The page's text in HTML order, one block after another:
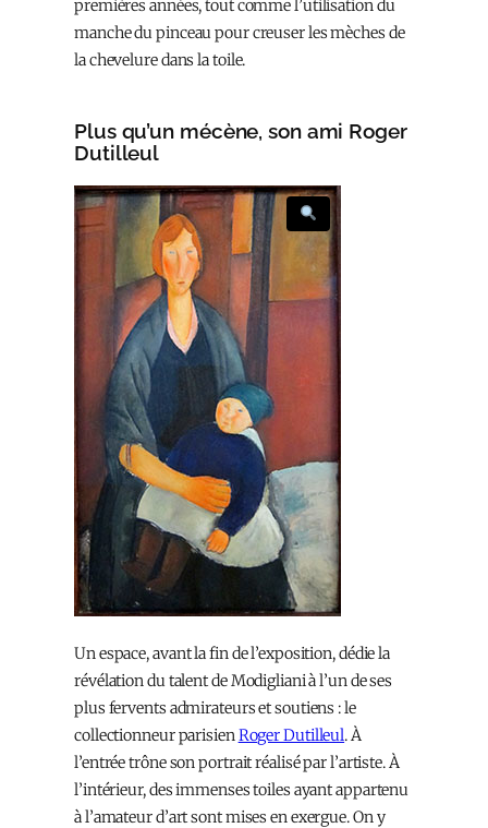
premières années, tout comme l’utilisation du
manche du pinceau pour creuser les mèches de
la chevelure dans la toile.
Plus qu’un mécène, son ami Roger
Dutilleul
Un espace, avant la fin de l’exposition, dédie la
révélation du talent de Modigliani à l’un de ses
plus fervents admirateurs et soutiens : le
collectionneur parisienRoger Dutilleul. À
l’entrée trône son portrait réalisé par l’artiste. À
l’intérieur, des immenses toiles ayant appartenu
à l’amateur d’art sont mises en exergue. On y